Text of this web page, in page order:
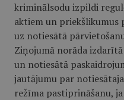
kriminālsodu izpildi
aktiem un
uz notiesātā
Ziņojumā norāda
un notiesātā
jautājumu par
režīma pastiprināšanu,